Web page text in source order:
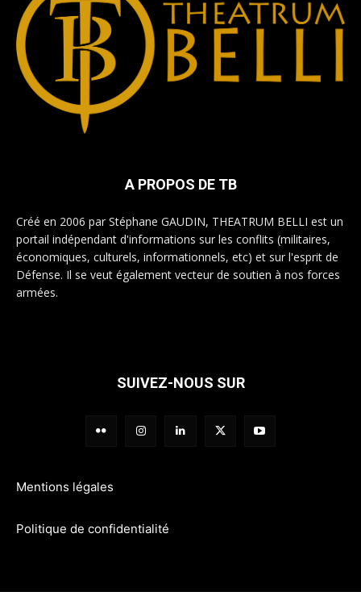
A PROPOS DE TB
Créé en 2006 par Stéphane GAUDIN, THEATRUM BELLI est un
portail indépendant d'informations sur les conflits (militaires,
économiques, culturels, informationnels, etc) et sur l'esprit de
Défense. Il se veut également vecteur de soutien à nos forces
armées.
SUIVEZ-NOUS SUR
Mentions légales
Politique de confidentialité